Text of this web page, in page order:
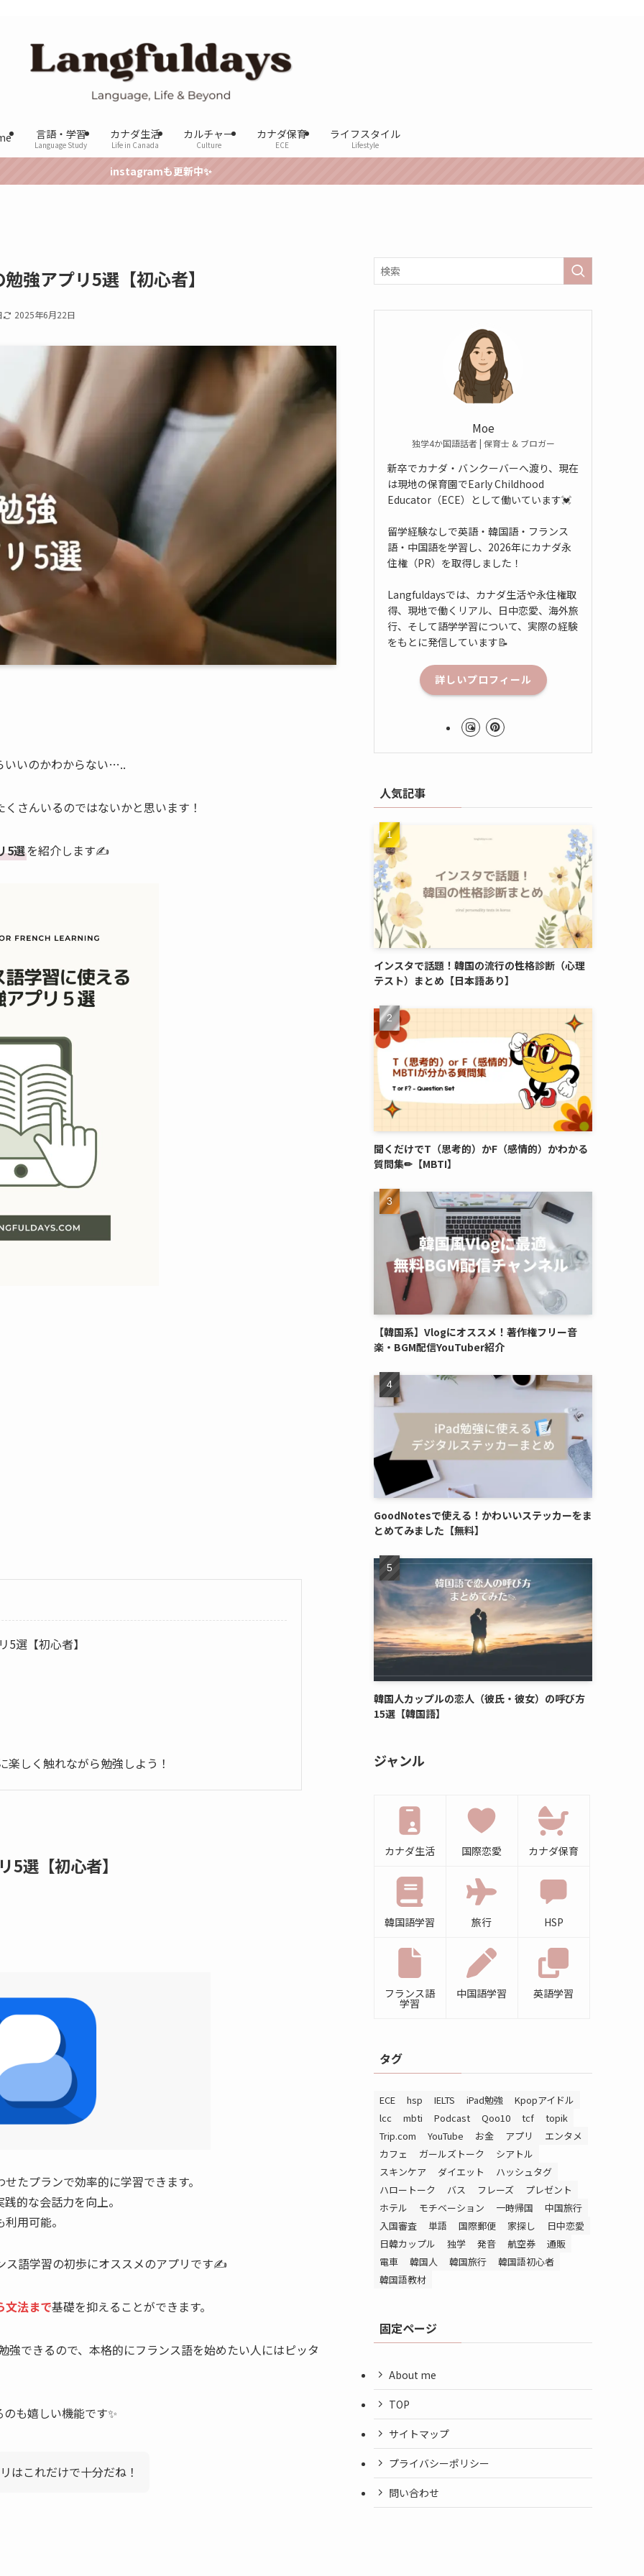
言語・学習
Language Study
カナダ生活
Life in Canada
カルチャー
Culture
カナダ保育
ECE
ライフスタイル
Lifestyle
instagramも更新中✨
強アプリ5選【初心者】
2025年6月22日
いいのかわからない…..
さんいるのではないかと思います！
5選を紹介します✍️
選【初心者】
しく触れながら勉強しよう！
5選【初心者】
たプランで効率的に学習できます。
的な会話力を向上。
用可能。
ス語学習の初歩にオススメのアプリです✍️
文法まで基礎を抑えることができます。
できるので、本格的にフランス語を始めたい人にはピッタ
も嬉しい機能です✨
はこれだけで十分だね！
Moe
独学4か国語話者 | 保育士 & ブロガー
新卒でカナダ・バンクーバーへ渡り、現在
は現地の保育園でEarly Childhood
Educator（ECE）として働いています💓
留学経験なしで英語・韓国語・フランス
語・中国語を学習し、2026年にカナダ永
住権（PR）を取得しました！
Langfuldaysでは、カナダ生活や永住権取
得、現地で働くリアル、日中恋愛、海外旅
行、そして語学学習について、実際の経験
をもとに発信しています📝
詳しいプロフィール
人気記事
インスタで話題！韓国の流行の性格診断（心理
テスト）まとめ【日本語あり】
聞くだけでT（思考的）かF（感情的）かわかる
質問集✏︎【MBTI】
【韓国系】Vlogにオススメ！著作権フリー音
楽・BGM配信YouTuber紹介
GoodNotesで使える！かわいいステッカーをま
とめてみました【無料】
韓国人カップルの恋人（彼氏・彼女）の呼び方
15選【韓国語】
ジャンル
カナダ生活 国際恋愛 カナダ保育
韓国語学習 旅行 HSP
フランス語
学習
中国語学習 英語学習
タグ
ECE hsp IELTS iPad勉強
Kpopアイドル
lcc
mbti Podcast Qoo10 tcf
topik
Trip.com
YouTube お金 アプリ
エンタメ
カフェ
ガールズトーク
シアトル
スキンケア
ダイエット
ハッシュタグ
ハロートーク
バス フレーズ
プレゼント
ホテル
モチベーション 一時帰国
中国旅行
入国審査
単語 国際郵便 家探し
日中恋愛
日韓カップル
独学 発音 航空券
通販
電車
韓国人 韓国旅行
韓国語初心者
韓国語教材
固定ページ
About me
TOP
サイトマップ
プライバシーポリシー
問い合わせ